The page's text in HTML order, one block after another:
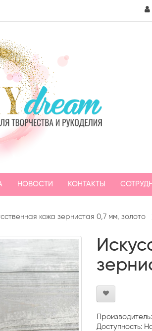
НОВОСТИ КОНТАКТЫ
кожа зернистая 0,7 мм, золото
Производитель:
Доступность: